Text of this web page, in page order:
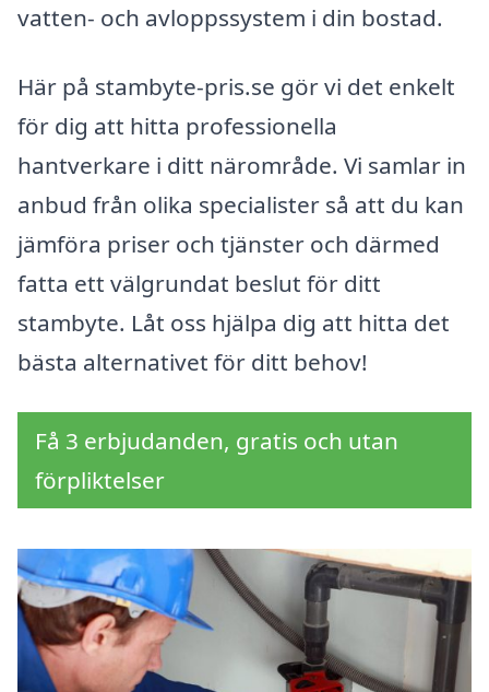
vatten- och avloppssystem i din bostad.
Här på stambyte-pris.se gör vi det enkelt
för dig att hitta professionella
hantverkare i ditt närområde. Vi samlar in
anbud från olika specialister så att du kan
jämföra priser och tjänster och därmed
fatta ett välgrundat beslut för ditt
stambyte. Låt oss hjälpa dig att hitta det
bästa alternativet för ditt behov!
Få 3 erbjudanden, gratis och utan
förpliktelser